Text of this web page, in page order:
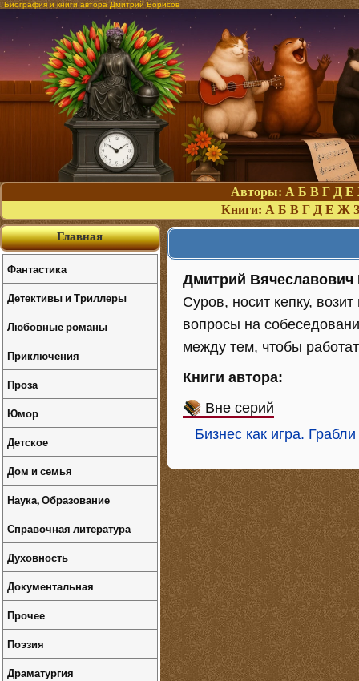
Биография и книги автора Дмитрий Борисов
Авторы: А Б В Г Д Е
Книги: А Б В Г Д Е Ж З
Дмитрий Вячеславович
Суров, носит кепку,
вопросы на
между тем, чтобы
Книги автора:
Вне серий
Бизнес как игра.
Главная
Фантастика
Детективы и Триллеры
Любовные романы
Приключения
Проза
Юмор
Детское
Дом и семья
Наука, Образование
Справочная литература
Духовность
Документальная
Прочее
Поэзия
Драматургия